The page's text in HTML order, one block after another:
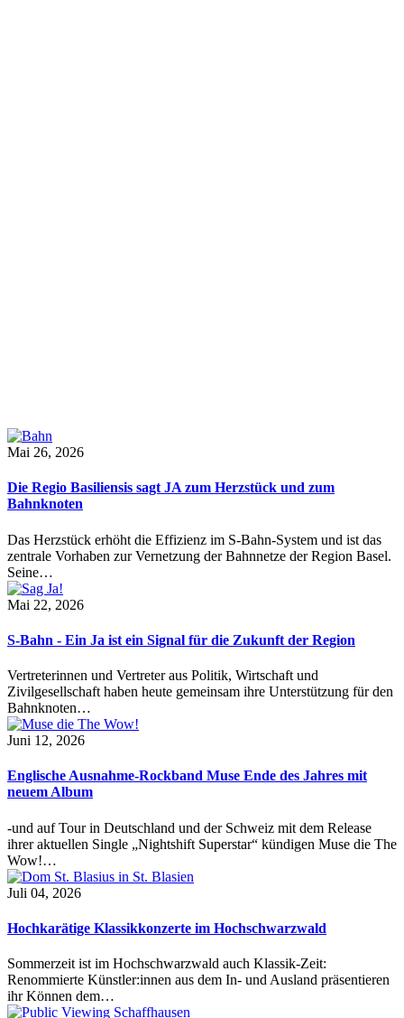
Mai 26, 2026
Die Regio Basiliensis sagt JA zum Herzstück und zum
Bahnknoten
Das Herzstück erhöht die Effizienz im S-Bahn-System und ist das
zentrale Vorhaben zur Vernetzung der Bahnnetze der Region Basel.
Seine…
Mai 22, 2026
S-Bahn - Ein Ja ist ein Signal für die Zukunft der Region
Vertreterinnen und Vertreter aus Politik, Wirtschaft und
Zivilgesellschaft haben heute gemeinsam ihre Unterstützung für den
Bahnknoten…
Juni 12, 2026
Englische Ausnahme-Rockband Muse Ende des Jahres mit
neuem Album
-und auf Tour in Deutschland und der Schweiz mit dem Release
ihrer aktuellen Single „Nightshift Superstar“ kündigen Muse die The
Wow!…
Juli 04, 2026
Hochkarätige Klassikkonzerte im Hochschwarzwald
Sommerzeit ist im Hochschwarzwald auch Klassik-Zeit:
Renommierte Künstler:innen aus dem In- und Ausland präsentieren
ihr Können dem…